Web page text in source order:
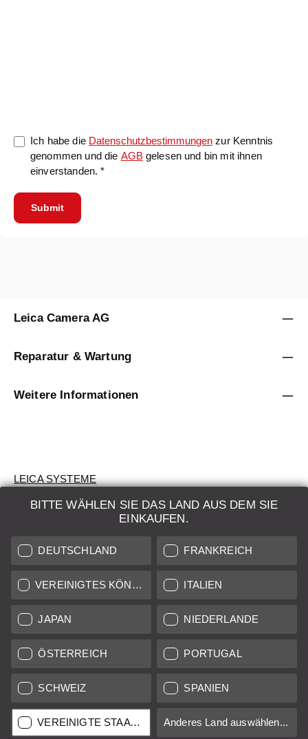
Ich habe die Datenschutzbestimmungen zur Kenntnis
genommen und die AGBgelesen und bin mit ihnen
einverstanden. *
Submit
BITTE WÄHLEN SIE DAS LAND AUS DEM SIE
EINKAUFEN.
DEUTSCHLAND FRANKREICH
VEREINIGTES KÖNIGREICH ITALIEN
JAPAN NIEDERLANDE
ÖSTERREICH PORTUGAL
SCHWEIZ SPANIEN
VEREINIGTE STAATEN Anderes Land auswählen...
Leica Camera AG
Reparatur & Wartung
Weitere Informationen
LEICA SYSTEME
BEWERTUNG
AUKTION
BRAND NEW
LEICA STORES
Alle Preise von in der EU/UK ansässigen Anbietern inkl.
Mehrwertsteuer zzgl.Versandkostensofern nicht anders
Alle Preise von in den USA ansässigen Anbietern exkl. MwSt.